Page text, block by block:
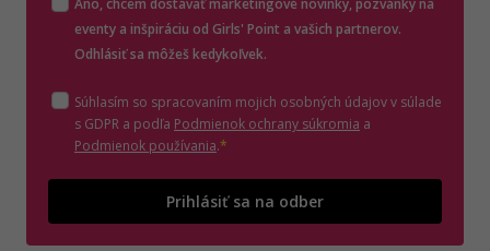
eventy a inšpiráciu od Girls' Point a vašich partnerov.
Odhlásiť sa môžeš kedykoľvek.
Súhlasím so spracovaním mojich osobných údajov v súlade
s GDPR a podľa Podmienok ochrany súkromia (otvorí sa v novom
a
Podmienok používania(otvorí sa v novom okne)
.*
Prihlásiť sa na odber